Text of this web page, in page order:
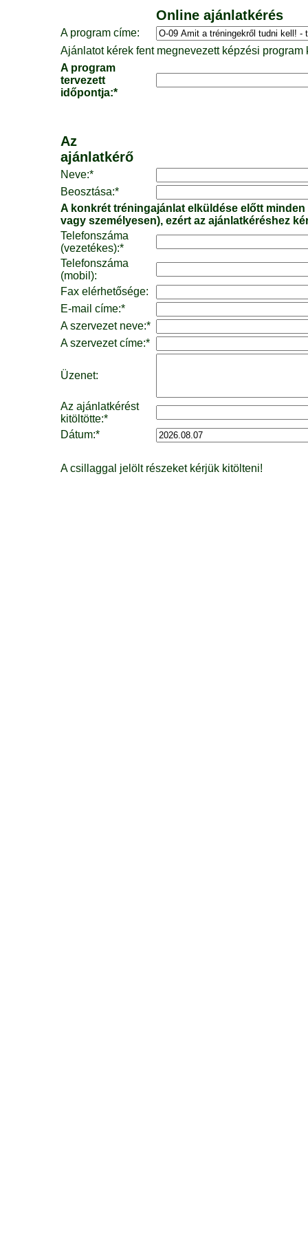
Online ajánlatkérés
A program címe:
Ajánlatot kérek fent megnevezett képzési
A program
tervezett
időpontja:*
Az
ajánlatkérő
Neve:*
Beosztása:*
A konkrét tréningajánlat elküldése előtt
vagy személyesen), ezért az ajánlatkéréshez
Telefonszáma
(vezetékes):*
Telefonszáma
(mobil):
Fax elérhetősége:
E-mail címe:*
A szervezet neve:*
A szervezet címe:*
Üzenet:
Az ajánlatkérést
kitöltötte:*
Dátum:*
A csillaggal jelölt részeket kérjük kitölteni!